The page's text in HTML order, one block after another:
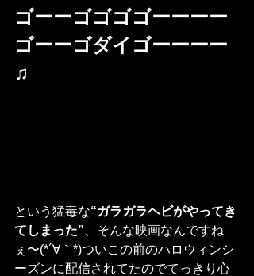
ゴーーゴゴゴゴーーーー
ゴーーゴダイゴーーーー
♫
という猛毒な“ガラガラヘビがやってき
てしまった” 、そんな映画なんですね
ぇ〜(*´∀｀*)ついこの前のハロウィンシ
ーズンに配信されてたのでてっきり心